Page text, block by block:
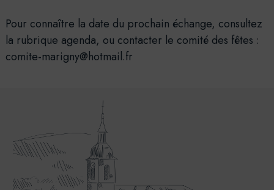
Pour connaître la date du prochain échange, consultez
la rubrique agenda, ou contacter le comité des fêtes :
comite-marigny@hotmail.fr